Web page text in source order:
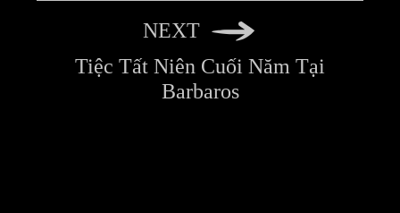
NEXT
Tiệc Tất Niên Cuối Năm Tại
Barbaros